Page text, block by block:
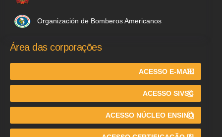
Organización de Bomberos Americanos
Área das corporações
ACESSO E-MAIL
ACESSO SIVSC
ACESSO NÚCLEO ENSINO